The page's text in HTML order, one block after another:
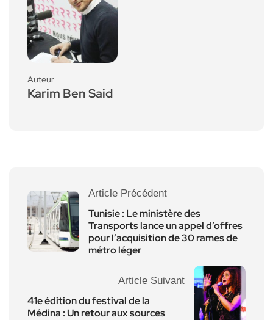
Auteur
Karim Ben Said
Article Précédent
Tunisie : Le ministère des
Transports lance un appel d’offres
pour l’acquisition de 30 rames de
métro léger
Article Suivant
41e édition du festival de la
Médina : Un retour aux sources